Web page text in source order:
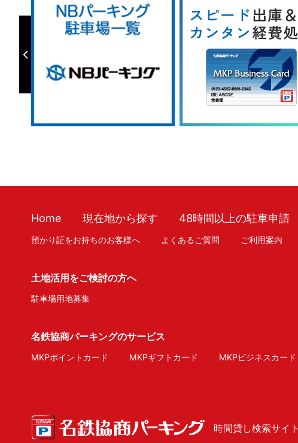
Home 現在地から探す 48時間以上の駐車申請
預かり証をお持ちのお客様へ よくあるご質問 ご利用案内
土地活用をご検討の方へ
駐車場用地募集
名鉄協商パーキングのサービス
MKPポイントカード MKPギフトカード MKPビジネスカード
時間貸し検索サイト